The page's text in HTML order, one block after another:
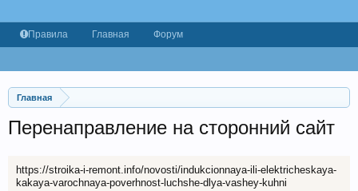
Главная
Перенаправление на сторонний сайт
https://stroika-i-remont.info/novosti/indukcionnaya-ili-elektricheskaya-
kakaya-varochnaya-poverhnost-luchshe-dlya-vashey-kuhni
Правила Главная Форум